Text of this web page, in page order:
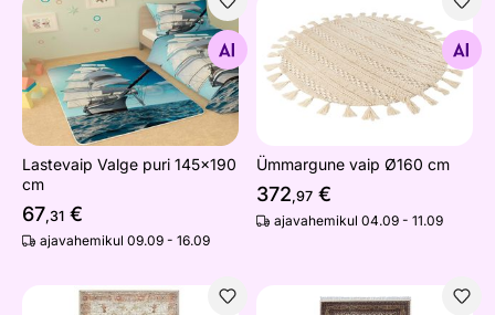
Lastevaip Valge puri 145x190 cm
Otsi sarnaseid
Lastevaip Valge puri 145x190
cm
67,31 €
ajavahemikul 09.09 - 16.09
Ümmargune vaip Ø160 cm
Otsi sarnaseid
Ümmargune vaip Ø160 cm
372,97 €
ajavahemikul 04.09 - 11.09